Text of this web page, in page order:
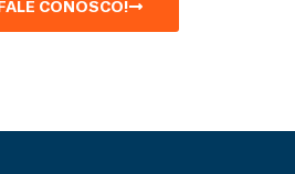
CONOSCO!